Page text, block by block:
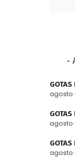
-
GOTAS
agosto
GOTAS
agosto
GOTAS
agosto